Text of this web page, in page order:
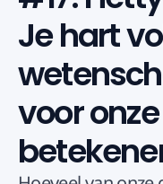
Je hart
voor